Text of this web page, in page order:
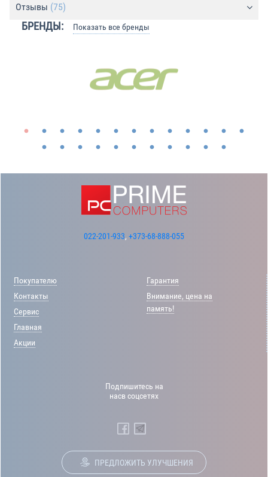
Отзывы (75)
БРЕНДЫ: Показать все бренды
022-201-933, +373-68-888-055
Покупателю
Контакты
Сервис
Главная
Акции
Гарантия
Внимание, цена на
память!
Подпишитесь на
насв соцсетях
ПРЕДЛОЖИТЬ УЛУЧШЕНИЯ